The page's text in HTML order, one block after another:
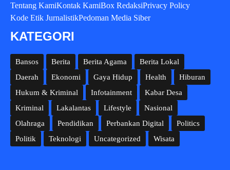
Tentang KamiKontak KamiBox RedaksiPrivacy Policy
Kode Etik JurnalistikPedoman Media Siber
KATEGORI
Bansos Berita Berita Agama
Berita Lokal
Daerah
Ekonomi Gaya Hidup Health
Hiburan
Hukum & Kriminal
Infotainment
Kabar Desa
Kriminal
Lakalantas Lifestyle
Nasional
Olahraga
Pendidikan Perbankan Digital
Politics
Politik
Teknologi Uncategorized Wisata